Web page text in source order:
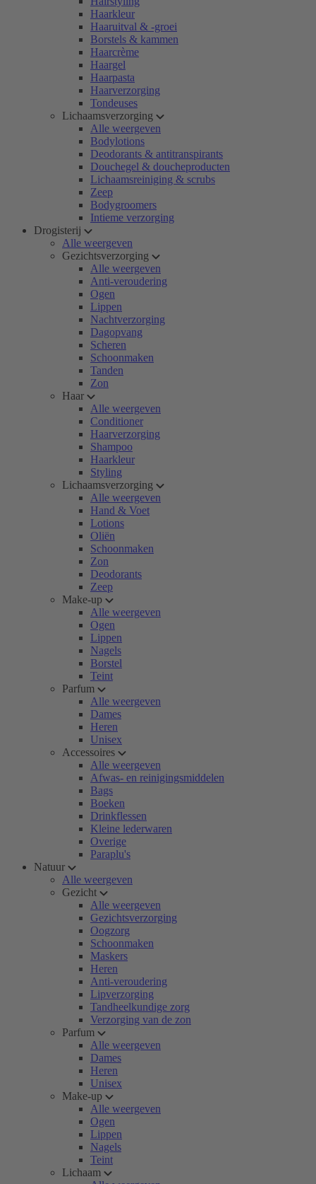
Haarkleur
Haaruitval & -groei
Borstels & kammen
Haarcrème
Haargel
Haarpasta
Haarverzorging
Tondeuses
Lichaamsverzorging
Alle weergeven
Bodylotions
Deodorants & antitranspirants
Douchegel & doucheproducten
Lichaamsreiniging & scrubs
Zeep
Bodygroomers
Intieme verzorging
Drogisterij
Alle weergeven
Gezichtsverzorging
Alle weergeven
Anti-veroudering
Ogen
Lippen
Nachtverzorging
Dagopvang
Scheren
Schoonmaken
Tanden
Zon
Haar
Alle weergeven
Conditioner
Haarverzorging
Shampoo
Haarkleur
Styling
Lichaamsverzorging
Alle weergeven
Hand & Voet
Lotions
Oliën
Schoonmaken
Zon
Deodorants
Zeep
Make-up
Alle weergeven
Ogen
Lippen
Nagels
Borstel
Teint
Parfum
Alle weergeven
Dames
Heren
Unisex
Accessoires
Alle weergeven
Afwas- en reinigingsmiddelen
Bags
Boeken
Drinkflessen
Kleine lederwaren
Overige
Paraplu's
Natuur
Alle weergeven
Gezicht
Alle weergeven
Gezichtsverzorging
Oogzorg
Schoonmaken
Maskers
Heren
Anti-veroudering
Lipverzorging
Tandheelkundige zorg
Verzorging van de zon
Parfum
Alle weergeven
Dames
Heren
Unisex
Make-up
Alle weergeven
Ogen
Lippen
Nagels
Teint
Lichaam